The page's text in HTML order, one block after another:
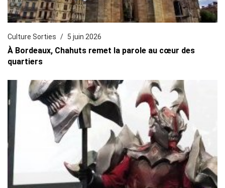
Culture Sorties 5 juin 2026
À Bordeaux, Chahuts remet la parole au cœur des
quartiers